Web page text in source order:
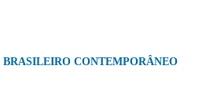
CONTEMPORÂNEO